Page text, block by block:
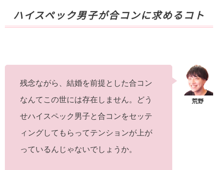
ハイスペック男子が合コンに求めるコト
残念ながら、結婚を前提とした合コン
なんてこの世には存在しません。どう
せハイスペック男子と合コンをセッテ
ィングしてもらってテンションが上が
っているんじゃないでしょうか。